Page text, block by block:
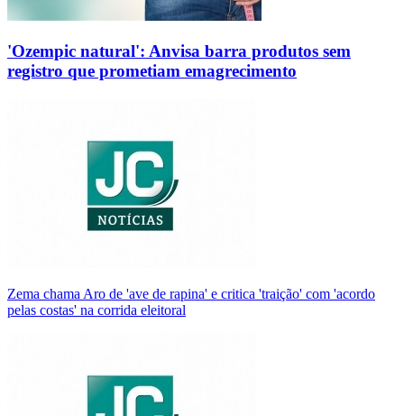
'Ozempic natural': Anvisa barra produtos sem
registro que prometiam emagrecimento
Zema chama Aro de 'ave de rapina' e critica 'traição' com 'acordo
pelas costas' na corrida eleitoral